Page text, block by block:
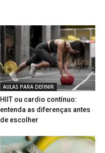
AULAS PARA DEFINIR
HIIT ou cardio contínuo:
entenda as diferenças antes
de escolher